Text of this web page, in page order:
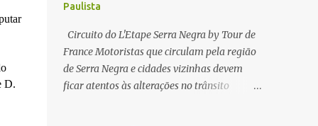
D.
Paulista
Circuito do L'Etape Serra Negra by Tour de
France Motoristas que circulam pela região
de Serra Negra e cidades vizinhas devem
ficar atentos às alterações no trânsito